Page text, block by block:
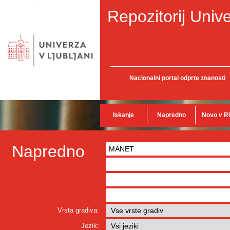
Repozitorij
Nacionalni portal odprte znanosti
Iskanje Napredno Novo v
Napredno
Vrsta gradiva:
Jezik: